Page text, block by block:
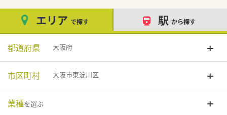
エリア で探す 駅 から探す
都道府県 大阪府
市区町村 大阪市東淀川区
業種を選ぶ